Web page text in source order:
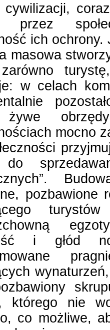
cywilizacji,
przez
ich
masowa
w celach
żywe
mocno
do
pozbawione
i głód
którego nie
co możliwe,